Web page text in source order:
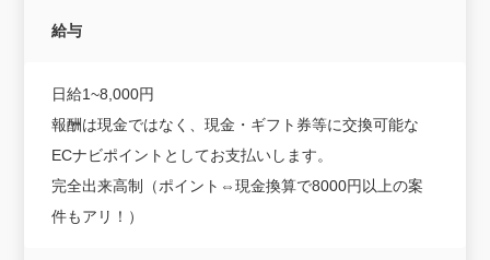
給与
日給1~8,000円
報酬は現金ではなく、現金・ギフト券等に交換可能な
ECナビポイントとしてお支払いします。
完全出来高制（ポイント⇔現金換算で8000円以上の案
件もアリ！）